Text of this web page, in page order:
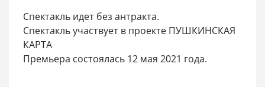
Спектакль идет без антракта.
Спектакль участвует в проекте ПУШКИНСКАЯ
КАРТА
Премьера состоялась 12 мая 2021 года.